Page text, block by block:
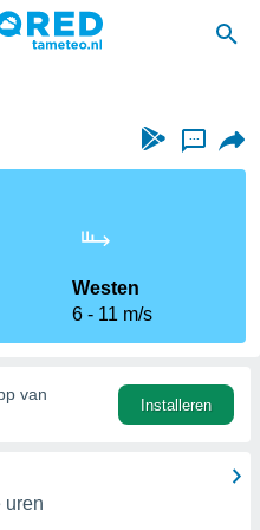
...
Westen
6
11 m/s
van
Installeren
uren